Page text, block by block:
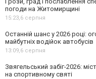
погоди на Житомирщині
15:23, 6 серпня
Останній шанс у 2026 році:
майбутніх водійок автобусів
13:09, 6 серпня
Звягельський забіг-2026:
на спортивному святі